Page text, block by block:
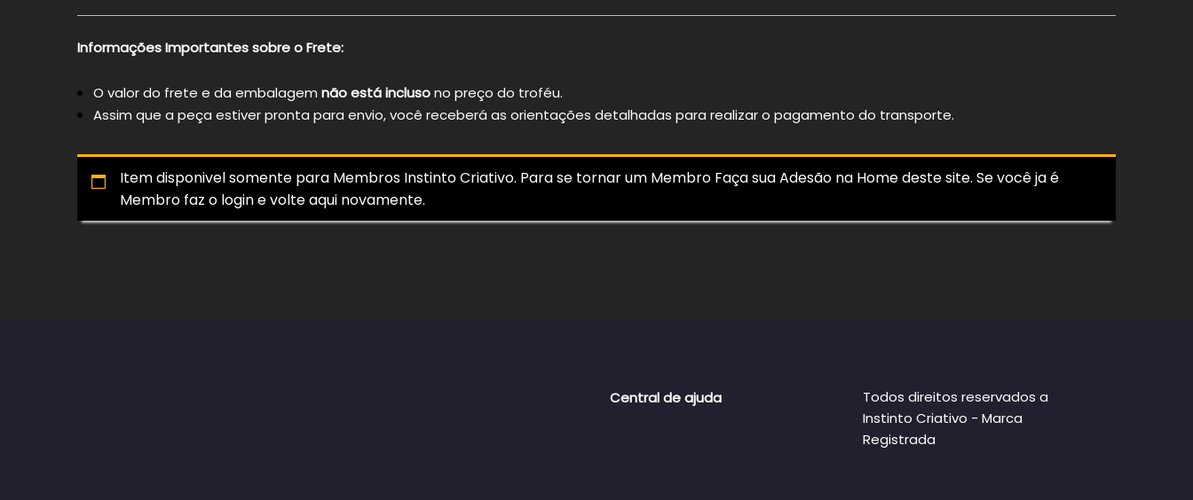
Informações Importantes sobre o Frete:
O valor do frete e da embalagem não está inclusono preço do troféu.
Assim que a peça estiver pronta para envio, você receberá as orientações detalhadas para realizar o pagamento do transporte.
Item disponivel somente para Membros Instinto Criativo. Para se tornar um Membro Faça sua Adesão na Home deste site. Se você ja é
Membro faz o login e volte aqui novamente.
Central de ajuda
Todos direitos reservados a
Instinto Criativo - Marca
Registrada